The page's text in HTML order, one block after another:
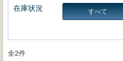
在庫状況 すべて
全2件